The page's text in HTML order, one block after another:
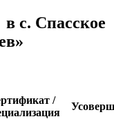
с. Спасское
/